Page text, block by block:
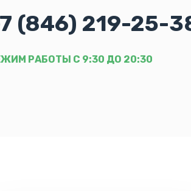
(846) 219-25-
РАБОТЫ С 9:30 ДО 20:30